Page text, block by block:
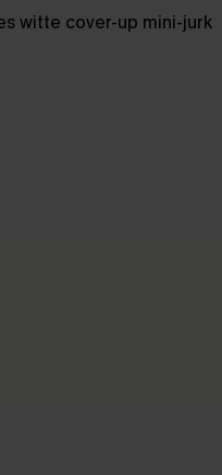
witte cover-up mini-jurk